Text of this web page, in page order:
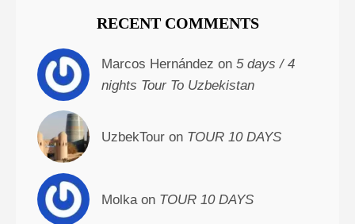
RECENT COMMENTS
Marcos Hernández on 5 days / 4
nights Tour To Uzbekistan
UzbekTour on TOUR 10 DAYS
Molka on TOUR 10 DAYS